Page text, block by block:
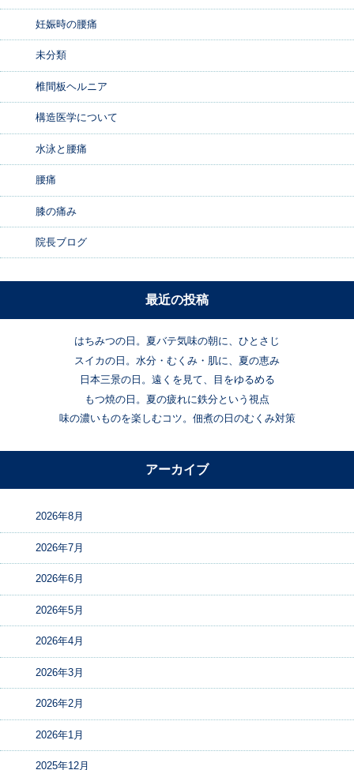
妊娠時の腰痛
未分類
椎間板ヘルニア
構造医学について
水泳と腰痛
腰痛
膝の痛み
院長ブログ
最近の投稿
はちみつの日。夏バテ気味の朝に、ひとさじ
スイカの日。水分・むくみ・肌に、夏の恵み
日本三景の日。遠くを見て、目をゆるめる
もつ焼の日。夏の疲れに鉄分という視点
味の濃いものを楽しむコツ。佃煮の日のむくみ対策
アーカイブ
2026年8月
2026年7月
2026年6月
2026年5月
2026年4月
2026年3月
2026年2月
2026年1月
2025年12月